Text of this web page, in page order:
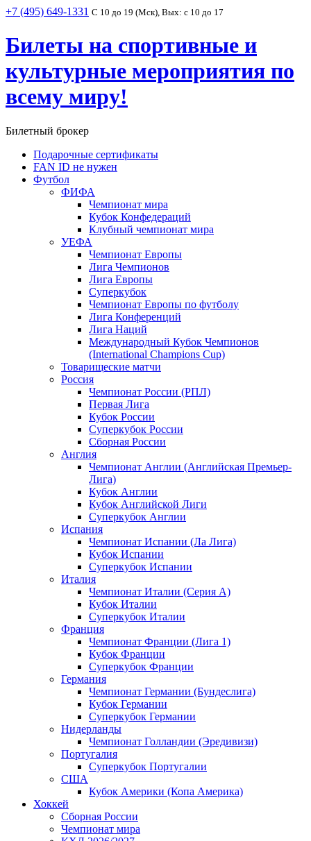
+7 (495) 649-1331 С 10 до 19 (Мск), Вых: с 10 до 17
Билеты на спортивные и
культурные мероприятия по
всему миру!
Билетный брокер
Подарочные сертификаты
FAN ID не нужен
Футбол
ФИФА
Чемпионат мира
Кубок Конфедераций
Клубный чемпионат мира
УЕФА
Чемпионат Европы
Лига Чемпионов
Лига Европы
Суперкубок
Чемпионат Европы по футболу
Лига Конференций
Лига Наций
Международный Кубок Чемпионов
(International Champions Cup)
Товарищеские матчи
Россия
Чемпионат России (РПЛ)
Первая Лига
Кубок России
Суперкубок России
Сборная России
Англия
Чемпионат Англии (Английская Премьер-
Лига)
Кубок Англии
Кубок Английской Лиги
Суперкубок Англии
Испания
Чемпионат Испании (Ла Лига)
Кубок Испании
Суперкубок Испании
Италия
Чемпионат Италии (Серия А)
Кубок Италии
Суперкубок Италии
Франция
Чемпионат Франции (Лига 1)
Кубок Франции
Суперкубок Франции
Германия
Чемпионат Германии (Бундеслига)
Кубок Германии
Суперкубок Германии
Нидерланды
Чемпионат Голландии (Эредивизи)
Португалия
Суперкубок Португалии
США
Кубок Америки (Копа Америка)
Хоккей
Сборная России
Чемпионат мира